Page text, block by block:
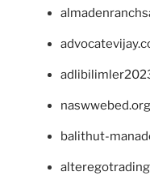
naswwebed.org
balithut-